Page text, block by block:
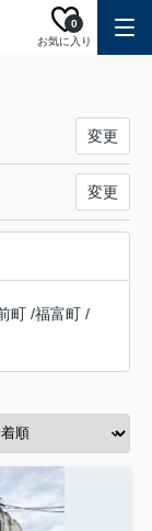
お気に入り
0
変更
変更
町 /福富町 /